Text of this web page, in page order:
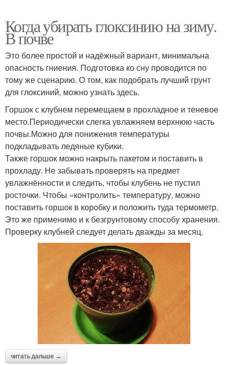
Когда убирать глоксинию на зиму.
В почве
Это более простой и надёжный вариант, минимальна
опасность гниения. Подготовка ко сну проводится по
тому же сценарию. О том, как подобрать лучший грунт
для глоксиний, можно узнать здесь.
Горшок с клубнем перемещаем в прохладное и теневое
место.Периодически слегка увлажняем верхнюю часть
почвы.Можно для понижения температуры
подкладывать ледяные кубики.
Также горшок можно накрыть пакетом и поставить в
прохладу. Не забывать проверять на предмет
увлажнённости и следить, чтобы клубень не пустил
росточки. Чтобы «контролить» температуру, можно
поставить горшок в коробку и положить туда термометр.
Это же применимо и к безгрунтовому способу хранения.
Проверку клубней следует делать дважды за месяц.
читать дальше →